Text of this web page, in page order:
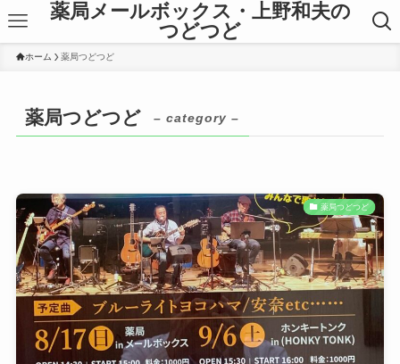
薬局メールボックス・上野和夫の
つどつど
ホーム 薬局つどつど
薬局つどつど – category –
薬局つどつど